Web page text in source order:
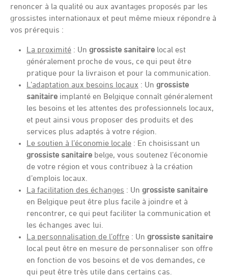
renoncer à la qualité ou aux avantages proposés par les
grossistes internationaux et peut même mieux répondre à
vos prérequis :
La proximité : Un grossiste sanitaire local est
généralement proche de vous, ce qui peut être
pratique pour la livraison et pour la communication.
L’adaptation aux besoins locaux : Un grossiste
sanitaire implanté en Belgique connaît généralement
les besoins et les attentes des professionnels locaux,
et peut ainsi vous proposer des produits et des
services plus adaptés à votre région.
Le soutien à l’économie locale : En choisissant un
grossiste sanitaire belge, vous soutenez l’économie
de votre région et vous contribuez à la création
d’emplois locaux.
La facilitation des échanges : Un grossiste sanitaire
en Belgique peut être plus facile à joindre et à
rencontrer, ce qui peut faciliter la communication et
les échanges avec lui.
La personnalisation de l’offre : Un grossiste sanitaire
local peut être en mesure de personnaliser son offre
en fonction de vos besoins et de vos demandes, ce
qui peut être très utile dans certains cas.